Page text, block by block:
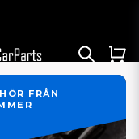
FRÅN